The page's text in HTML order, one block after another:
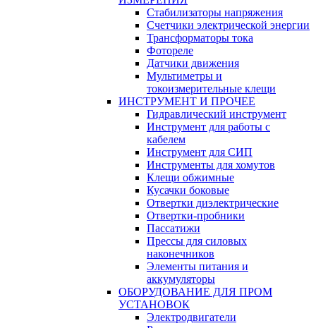
Стабилизаторы напряжения
Счетчики электрической энергии
Трансформаторы тока
Фотореле
Датчики движения
Мультиметры и
токоизмерительные клещи
ИНСТРУМЕНТ И ПРОЧЕЕ
Гидравлический инструмент
Инструмент для работы с
кабелем
Инструмент для СИП
Инструменты для хомутов
Клещи обжимные
Кусачки боковые
Отвертки диэлектрические
Отвертки-пробники
Пассатижи
Прессы для силовых
наконечников
Элементы питания и
аккумуляторы
ОБОРУДОВАНИЕ ДЛЯ ПРОМ
УСТАНОВОК
Электродвигатели